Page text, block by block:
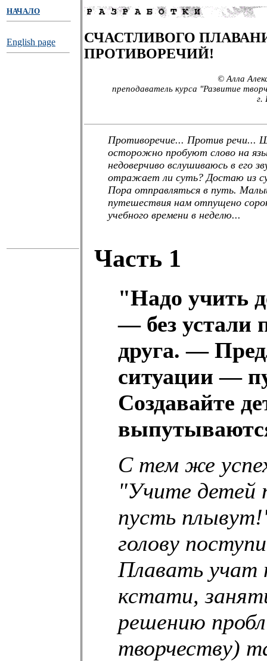
НАЧАЛО
English page
СЧАСТЛИВОГО
ПРОТИВОРЕЧИЙ!
© Алла
преподаватель курса "Развитие
г.
Противоречие... Против речи...
осторожно пробуют слово на
недоверчиво вслушиваюсь в его
отражает ли суть? Достаю из
Пора отправляться в путь.
путешествия нам отпущено
учебного времени в неделю...
Часть 1
"Надо учить
— без устали
друга. —
ситуации —
Создавайте
С тем же
"Учите детей
пусть
голову
Плавать
кстати,
решению
творчеству)